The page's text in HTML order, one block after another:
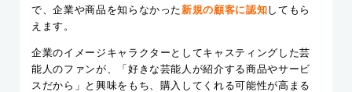
で、企業や商品を知らなかった新規の顧客に認知してもら
えます。
企業のイメージキャラクターとしてキャスティングした芸
能人のファンが、「好きな芸能人が紹介する商品やサービ
スだから」と興味をもち、購入してくれる可能性が高まる